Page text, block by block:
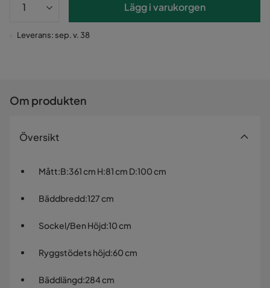
Lägg i varukorgen
Leverans: sep. v. 38
Om produkten
Översikt
Mått:B:361 cm H:81 cm D:100 cm
Bäddbredd:127 cm
Sockel/Ben Höjd:10 cm
Ryggstödets höjd:60 cm
Bäddlängd:284 cm